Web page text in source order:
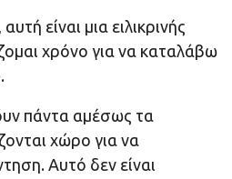
είναι μια ειλικρινής
χρόνο για να καταλάβω
πάντα αμέσως τα
χώρο για να
Αυτό δεν είναι